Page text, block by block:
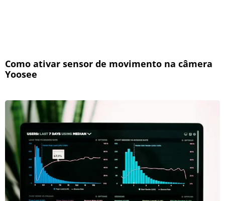
Como ativar sensor de movimento na câmera
Yoosee